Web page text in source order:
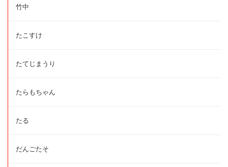
竹中
たこすけ
たてじまうり
たらもちゃん
たる
だんごたそ